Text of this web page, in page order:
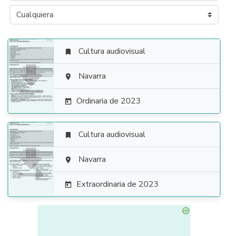

 Cultura audiovisual
 Navarra
 Ordinaria de 2023

 Cultura audiovisual
 Navarra
 Extraordinaria de 2023